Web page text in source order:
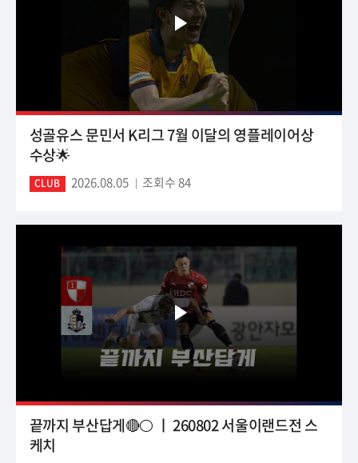
성골유스 문민서 K리그 7월 이달의 영플레이어상
수상🌟
CLUB 2026.08.05 조회수 84
끝까지 부산답게🔴⚪ ㅣ 260802 서울이랜드전 스
케치